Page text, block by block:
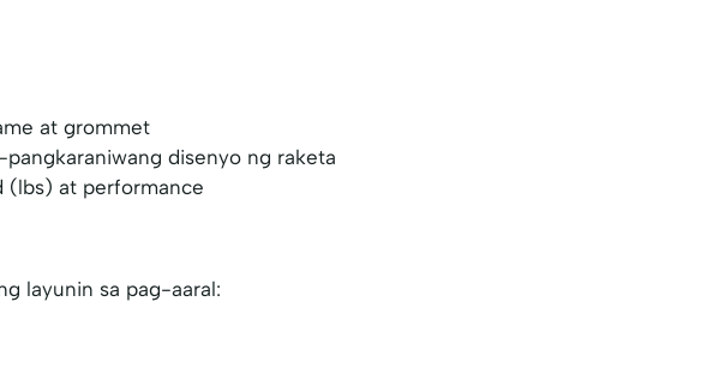
at grommet
disenyo ng raketa
(lbs) at performance
layunin sa pag-aaral: